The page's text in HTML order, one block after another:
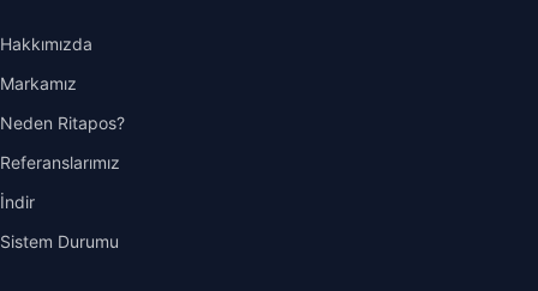
Hakkımızda
Markamız
Neden Ritapos?
Referanslarımız
İndir
Sistem Durumu